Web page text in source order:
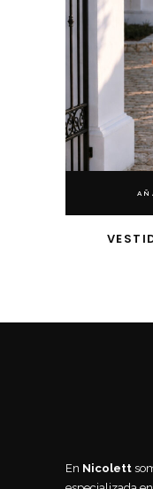
En Nicolett